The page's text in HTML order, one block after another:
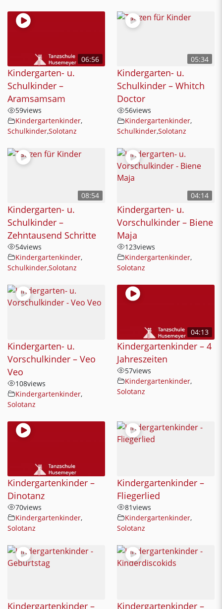
06:56
Kindergarten- u.
Schulkinder –
Aramsamsam
59views
Kindergartenkinder,
Schulkinder,Solotanz
05:34
Kindergarten- u.
Schulkinder – Whitch
Doctor
56views
Kindergartenkinder,
Schulkinder,Solotanz
08:54
Kindergarten- u.
Schulkinder –
Zehntausend Schritte
54views
Kindergartenkinder,
Schulkinder,Solotanz
04:14
Kindergarten- u.
Vorschulkinder – Biene
Maja
123views
Kindergartenkinder,
Solotanz
Kindergarten- u.
Vorschulkinder – Veo
Veo
108views
Kindergartenkinder,
Solotanz
04:13
Kindergartenkinder – 4
Jahreszeiten
57views
Kindergartenkinder,
Solotanz
Kindergartenkinder –
Dinotanz
70views
Kindergartenkinder,
Solotanz
Kindergartenkinder –
Fliegerlied
81views
Kindergartenkinder,
Solotanz
Kindergartenkinder –
Kindergartenkinder –